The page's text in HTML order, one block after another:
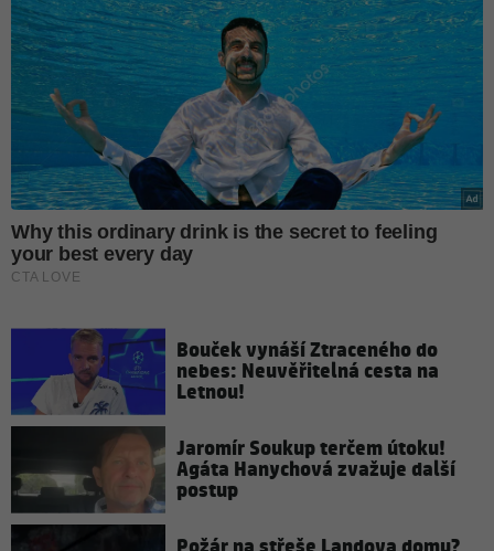
Bouček vynáší Ztraceného do
nebes: Neuvěřitelná cesta na
Letnou!
Jaromír Soukup terčem útoku!
Agáta Hanychová zvažuje další
postup